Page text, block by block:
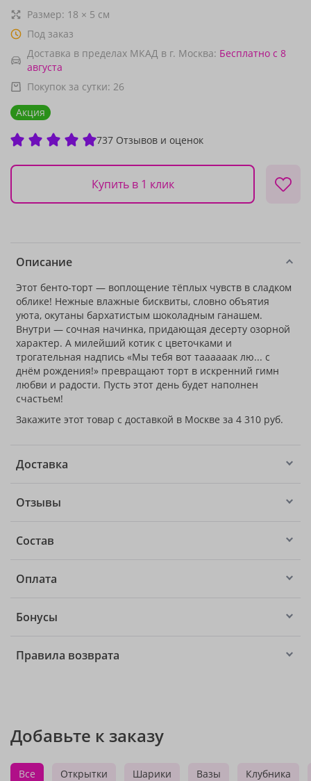
Размер: 18 × 5 см
Под заказ
Доставка в пределах МКАД в г. Москва: Бесплатно с 8
августа
Покупок за сутки: 26
Акция
737 Отзывов и оценок
Купить в 1 клик
Описание
Этот бенто-торт — воплощение тёплых чувств в сладком
облике! Нежные влажные бисквиты, словно объятия
уюта, окутаны бархатистым шоколадным ганашем.
Внутри — сочная начинка, придающая десерту озорной
характер. А милейший котик с цветочками и
трогательная надпись «Мы тебя вот таааааак лю... с
днём рождения!» превращают торт в искренний гимн
любви и радости. Пусть этот день будет наполнен
счастьем!
Закажите этот товар с доставкой в Москве за 4 310 руб.
Доставка
Отзывы
Состав
Оплата
Бонусы
Правила возврата
Добавьте к заказу
Все Открытки Шарики Вазы Клубника